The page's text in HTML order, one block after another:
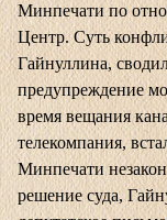
Минпечати по
Центр. Суть
Гайнуллина,
предупреждение
время вещания
телекомпания,
Минпечати
решение суда,